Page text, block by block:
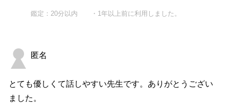
鑑定：20分以内 ・1年以上前に利用しました。
匿名
とても優しくて話しやすい先生です。ありがとうござい
ました。